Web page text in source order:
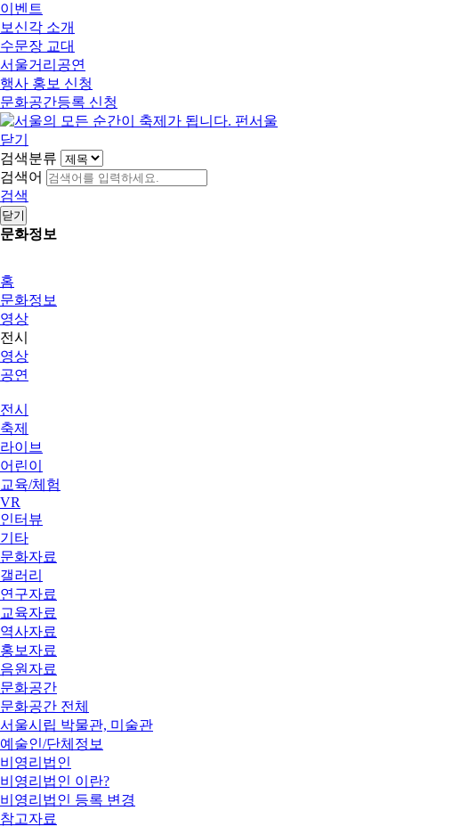
이벤트
보신각 소개
수문장 교대
서울거리공연
행사 홍보 신청
문화공간등록 신청
닫기
검색분류
검색어
검색
닫기
문화정보
홈
문화정보
영상
전시
영상
공연
전시
축제
라이브
어린이
교육/체험
VR
인터뷰
기타
문화자료
갤러리
연구자료
교육자료
역사자료
홍보자료
음원자료
문화공간
문화공간 전체
서울시립 박물관, 미술관
예술인/단체정보
비영리법인
비영리법인 이란?
비영리법인 등록 변경
참고자료